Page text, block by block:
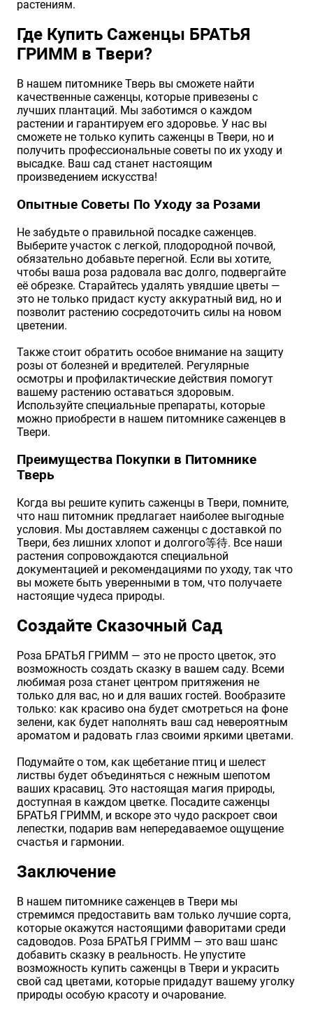
растениям.
Где Купить Саженцы БРАТЬЯ
ГРИММ в Твери?
В нашем питомнике Тверь вы сможете найти
качественные саженцы, которые привезены с
лучших плантаций. Мы заботимся о каждом
растении и гарантируем его здоровье. У нас вы
сможете не только купить саженцы в Твери, но и
получить профессиональные советы по их уходу и
высадке. Ваш сад станет настоящим
произведением искусства!
Опытные Советы По Уходу за Розами
Не забудьте о правильной посадке саженцев.
Выберите участок с легкой, плодородной почвой,
обязательно добавьте перегной. Если вы хотите,
чтобы ваша роза радовала вас долго, подвергайте
её обрезке. Старайтесь удалять увядшие цветы —
это не только придаст кусту аккуратный вид, но и
позволит растению сосредоточить силы на новом
цветении.
Также стоит обратить особое внимание на защиту
розы от болезней и вредителей. Регулярные
осмотры и профилактические действия помогут
вашему растению оставаться здоровым.
Используйте специальные препараты, которые
можно приобрести в нашем питомнике саженцев в
Твери.
Преимущества Покупки в Питомнике
Тверь
Когда вы решите купить саженцы в Твери, помните,
что наш питомник предлагает наиболее выгодные
условия. Мы доставляем саженцы с доставкой по
Твери, без лишних хлопот и долгого等待. Все наши
растения сопровождаются специальной
документацией и рекомендациями по уходу, так что
вы можете быть уверенными в том, что получаете
настоящие чудеса природы.
Создайте Сказочный Сад
Роза БРАТЬЯ ГРИММ — это не просто цветок, это
возможность создать сказку в вашем саду. Всеми
любимая роза станет центром притяжения не
только для вас, но и для ваших гостей. Вообразите
только: как красиво она будет смотреться на фоне
зелени, как будет наполнять ваш сад невероятным
ароматом и радовать глаз своими яркими цветами.
Подумайте о том, как щебетание птиц и шелест
листвы будет объединяться с нежным шепотом
ваших красавиц. Это настоящая магия природы,
доступная в каждом цветке. Посадите саженцы
БРАТЬЯ ГРИММ, и вскоре это чудо раскроет свои
лепестки, подарив вам непередаваемое ощущение
счастья и гармонии.
Заключение
В нашем питомнике саженцев в Твери мы
стремимся предоставить вам только лучшие сорта,
которые окажутся настоящими фаворитами среди
садоводов. Роза БРАТЬЯ ГРИММ — это ваш шанс
добавить сказку в реальность. Не упустите
возможность купить саженцы в Твери и украсить
свой сад цветами, которые придадут вашему уголку
природы особую красоту и очарование.